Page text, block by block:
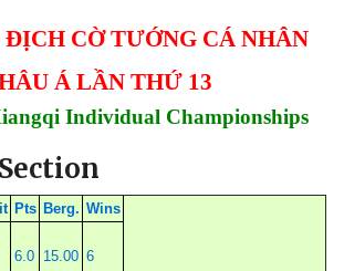
CỜ TƯỚNG CÁ NHÂN
Á LẦN THỨ 13
Individual Championships
Pts Berg. Wins
6.0 15.00 6